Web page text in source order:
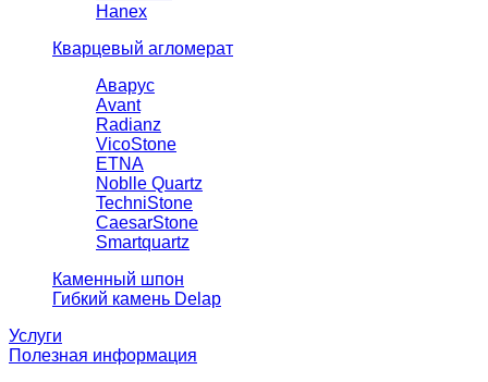
Hanex
Кварцевый агломерат
Аварус
Avant
Radianz
VicoStone
ETNA
Noblle Quartz
TechniStone
CaesarStone
Smartquartz
Каменный шпон
Гибкий камень Delap
Услуги
Полезная информация